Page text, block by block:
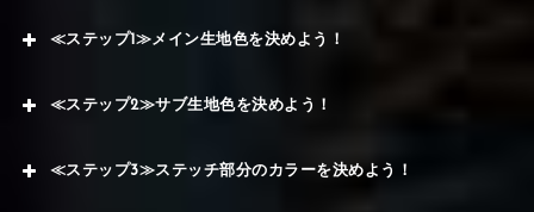
≪ステップ1≫メイン生地色を決めよう！
≪ステップ2≫サブ生地色を決めよう！
≪ステップ3≫ステッチ部分のカラーを決めよう！